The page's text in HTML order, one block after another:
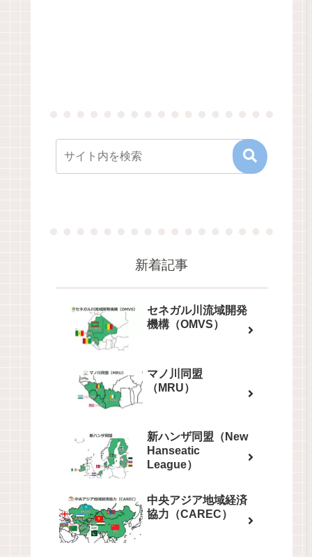
新着記事
セネガル川流域開発
機構（OMVS）
マノ川同盟
（MRU）
新ハンザ同盟（New
Hanseatic
League）
中央アジア地域経済
協力（CAREC）